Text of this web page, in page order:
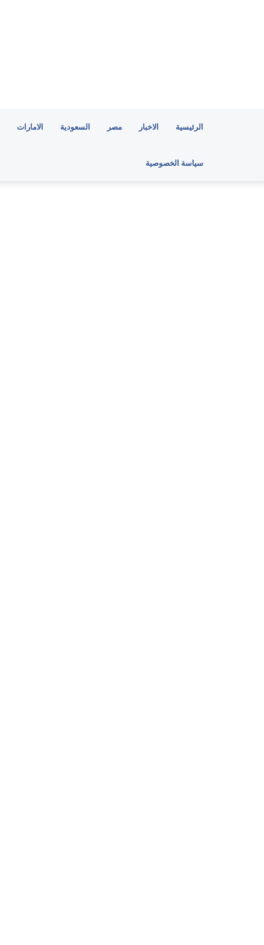
الرئيسية الاخبار مصر السعودية الامارات
سياسة الخصوصية